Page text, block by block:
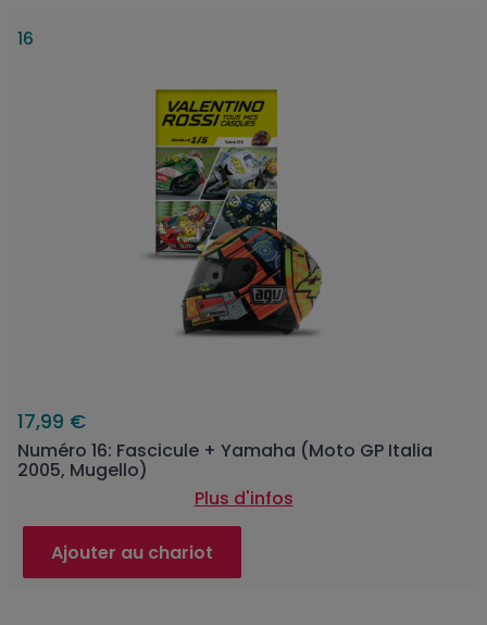
16
17,99 €
Numéro 16: Fascicule + Yamaha (Moto GP Italia
2005, Mugello)
Plus d'infos
Ajouter au chariot